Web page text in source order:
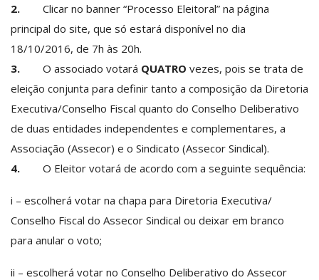
2. Clicar no banner “Processo Eleitoral” na página
principal do site, que só estará disponível no dia
18/10/2016, de 7h às 20h.
3. O associado votará QUATRO vezes, pois se trata de
eleição conjunta para definir tanto a composição da Diretoria
Executiva/Conselho Fiscal quanto do Conselho Deliberativo
de duas entidades independentes e complementares, a
Associação (Assecor) e o Sindicato (Assecor Sindical).
4. O Eleitor votará de acordo com a seguinte sequência:
i – escolherá votar na chapa para Diretoria Executiva/
Conselho Fiscal do Assecor Sindical ou deixar em branco
para anular o voto;
ii – escolherá votar no Conselho Deliberativo do Assecor